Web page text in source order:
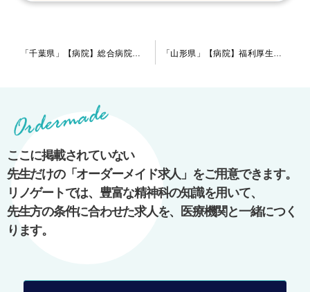
ゲ
シ
ョ
ン
「千葉県」【病院】総合病院でのご勤務となります。明るく綺麗な院内環境の病院です。スピード感をもって働きたいとお考えの指定医の先生歓迎致します！ 「山形県」【病院】福利厚生が充実◎法人基盤がしっかりの急性期医療に力を入れている病院です。
ここに掲載されていない
先生だけの「オーダーメイド求人」をご用意できます。
リノゲートでは、豊富な精神科の知識を用いて、
先生方の条件に合わせた求人を、医療機関と一緒につく
ります。